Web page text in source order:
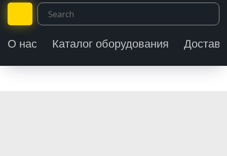
О нас Каталог оборудования